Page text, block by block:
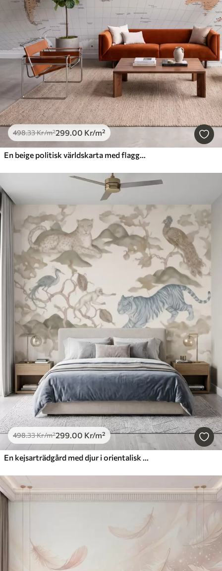
498.33Kr/m²299.00 Kr/m²
En beige politisk världskarta med flaggor på engelska
498.33Kr/m²299.00 Kr/m²
En kejsarträdgård med djur i orientalisk stil – apa, leopard, tiger, påfågel och häger